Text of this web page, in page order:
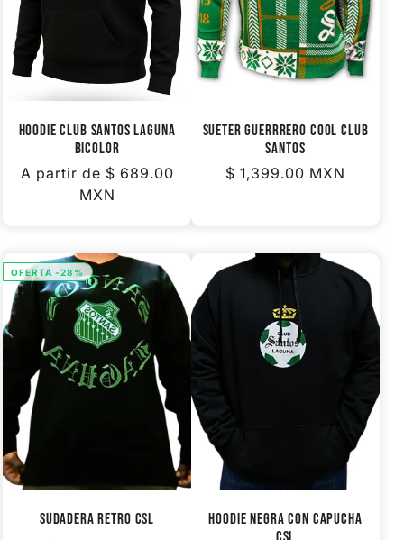
HOODIE CLUB SANTOS LAGUNA
BICOLOR
Precio
A partir de $ 689.00
MXN
SUETER GUERRRERO COOL CLUB
SANTOS
Precio
$ 1,399.00 MXN
SUDADERA RETRO CSL
OFERTA -28%
HOODIE NEGRA CON CAPUCHA